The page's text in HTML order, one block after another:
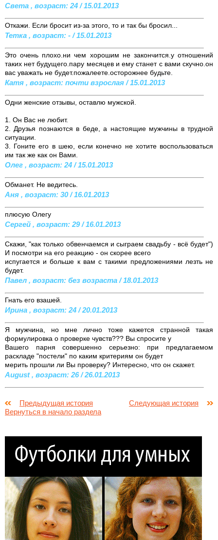
Света , возраст: 24 / 15.01.2013
Откажи. Если бросит из-за этого, то и так бы бросил...
Тетка , возраст: - / 15.01.2013
Это очень плохо.ни чем хорошим не закончится.у отношений
таких нет будущего.пару месяцев и ему станет с вами скучно.он
вас уважать не будет.пожалеете.осторожнее будьте.
Катя , возраст: почти взрослая / 15.01.2013
Одни женские отзывы, оставлю мужской.
1. Он Вас не любит.
2. Друзья познаются в беде, а настоящие мужчины в трудной
ситуации.
3. Гоните его в шею, если конечно не хотите воспользоваться
им так же как он Вами.
Олег , возраст: 24 / 15.01.2013
Обманет. Не ведитесь.
Аня , возраст: 30 / 16.01.2013
плюсую Олегу
Сергей , возраст: 29 / 16.01.2013
Скажи, "как только обвенчаемся и сыграем свадьбу - всё будет")
И посмотри на его реакцию - он скорее всего
испугается и больше к вам с такими предложениями лезть не
будет.
Павел , возраст: без возраста / 18.01.2013
Гнать его взашей.
Ирина , возраст: 24 / 20.01.2013
Я мужчина, но мне лично тоже кажется странной такая
формулировка о проверке чувств??? Вы спросите у
Вашего парня совершенно серьезно: при предлагаемом
раскладе "постели" по каким критериям он будет
мерить прошли ли Вы проверку? Интересно, что он скажет.
August , возраст: 26 / 26.01.2013
Предыдущая история
Следующая история
Вернуться в начало раздела